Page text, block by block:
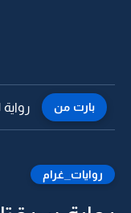
بارت من
روايات_غرام